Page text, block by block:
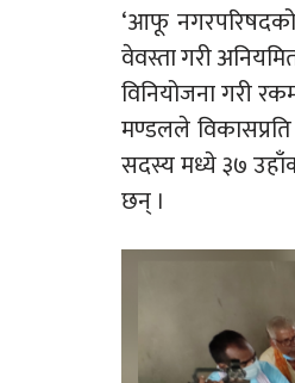
‘आफू
वेवस्ता गरी
विनियोजना गरी
मण्डलले
सदस्य मध्ये ३७
छन् ।